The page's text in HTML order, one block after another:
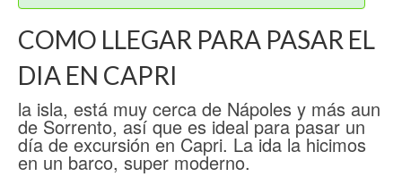
COMO LLEGAR PARA PASAR EL
DIA EN CAPRI
la isla, está muy cerca de Nápoles y más aun
de Sorrento, así que es ideal para pasar un
día de excursión en Capri. La ida la hicimos
en un barco, super moderno.